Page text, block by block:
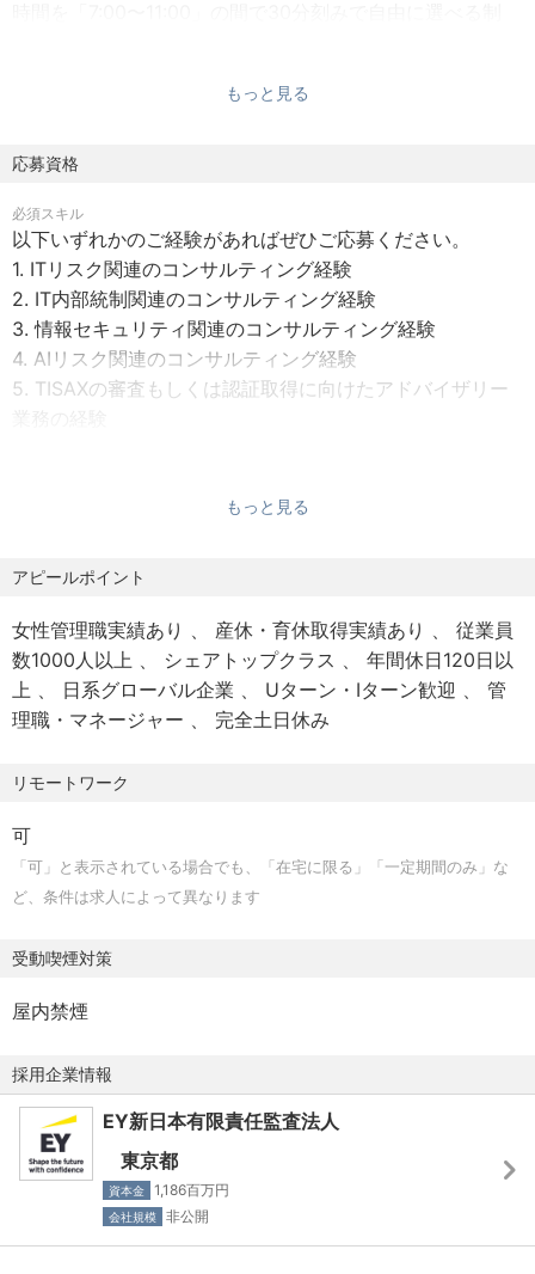
■IT関連内部統制構築支援
・業界特有の慣習や規制、監査対応の観点、業務プロセス
ョンを提案
・その他、規程策定、ロードマップ策定、実行支援等も提
供
■IT内部監査支援
企業の内部監査部門からの委託、あるいは内部監査部門と
協働で、企業の業務監査を支援
■AIシステムに関連する内部統制評価、構築支援
各種ガイドラインおよびEY独自のフレークワークを活用
し、トップダウンアプローチによって全社的な観点から個
別AIシステムに至るまでの一連のリスクを洗い出し、現状
の理解のもとに、計画作成および内部統制の構築を伴走支
■サステナビリティ制度開示に向けたIT内部統制構築・評
価支援
気候変動・サステナビリティ・サービス（CCaSS）チーム
と連携し、データ・IT内部統制の観点から企業の非財務情
■Trusted Information Security Assessment
審査機関としての審査業務及び審査に向けた各種アドバイ
ザリー（ギャップ分析、ギャップに対する改善支援）を提
■システム監査・セキュリティ監査
各種基準（システム管理基準、情報セキュリティ管理基
準、NIST CSF、COBIT、FISC、PCI-DSSなど）に関するシ
想定年収：990万円～1500万円
上、同法人規定により決定します。
する可能性があります。
勤務予定地：東京、名古屋、大阪、福岡（リモート相談
可）
もっと見る
応募資格
必須スキル
以下いずれかのご経験があればぜひご応募ください。
1. ITリスク関連のコンサルティング経験
2. IT内部統制関連のコンサルティング経験
3. 情報セキュリティ関連のコンサルティング経験
4. AIリスク関連のコンサルティング経験
5. TISAXの審査もしくは認証取得に向けたアドバイザリー
ント業務の経験、かつ新規サービス/クライアントの開拓経
歓迎スキル
・監査法人でのIT統制評価業務従事経験のある方
・システム監査技術者またはCISA(公認情報システム監査
人)の資格をお持ちの方
・日本語： ネイティブまたはビジネスレベル以上
・英語 ： TOEIC730以上（歓迎）
・文書、言語によるコミュニケーションスキル及び、プレ
・リーダーシップ、チームワーク、クライアント対応スキ
・プロフェッショナルな環境下で高い倫理性を保てる方
・プロフェッショナルとしての自己研鑽を継続できる方
もっと見る
アピールポイント
女性管理職実績あり 産休・育休取得実績あり
従業員
数1000人以上
シェアトップクラス
年間休日120日以
上
日系グローバル企業 Uターン・Iターン歓迎
管
理職・マネージャー
完全土日休み
リモートワーク
可
「可」と表示されている場合でも、「在宅に限る」「一定期間のみ」な
ど、条件は求人によって異なります
受動喫煙対策
屋内禁煙
採用企業情報
EY新日本有限責任監査法人
東京都
資本金 1,186百万円
会社規模 非公開